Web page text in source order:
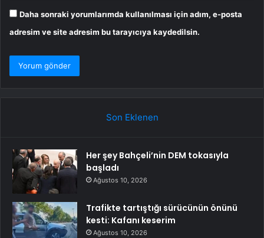
Daha sonraki yorumlarımda kullanılması için adım, e-posta
adresim ve site adresim bu tarayıcıya kaydedilsin.
Son Eklenen
Her şey Bahçeli’nin DEM tokasıyla
başladı
Ağustos 10, 2026
Trafikte tartıştığı sürücünün önünü
kesti: Kafanı keserim
Ağustos 10, 2026